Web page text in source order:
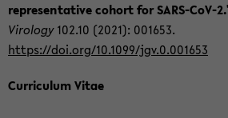
re­p­re­sen­ta­ti­ve co­hort for SARS-​CoV-2.
Vi­ro­lo­gy102.10 (2021): 001653.
https://doi.org/10.1099/jgv.0.001653
Cur­ri­cu­lum Vitae